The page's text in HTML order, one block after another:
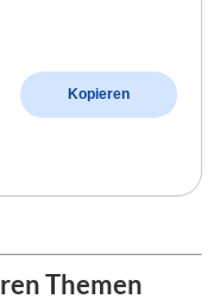
Kopieren
Themen